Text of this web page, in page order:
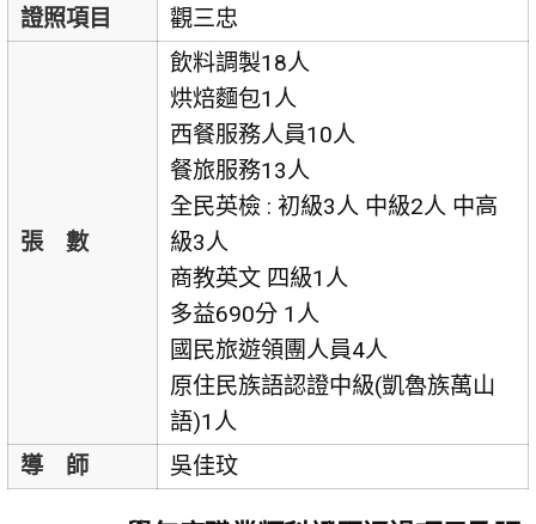
證照項目 觀三忠
張 數
飲料調製18人
烘焙麵包1人
西餐服務人員10人
餐旅服務13人
全民英檢 : 初級3人 中級2人 中高
級3人
商教英文 四級1人
多益690分 1人
國民旅遊領團人員4人
原住民族語認證中級(凱魯族萬山
語)1人
導 師
吳佳玟